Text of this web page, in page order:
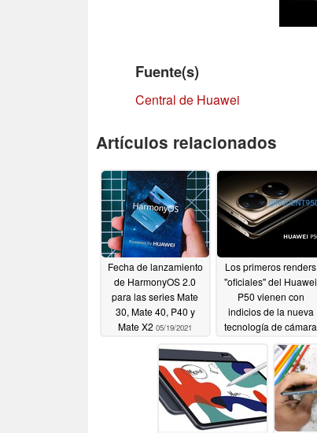
Fuente(s)
Central de Huawei
Artículos relacionados
Fecha de lanzamiento
de HarmonyOS 2.0
para las series Mate
30, Mate 40, P40 y
Mate X2 05/19/2021
Los primeros renders
"oficiales" del Huawei
P50 vienen con
indicios de la nueva
tecnología de cámara
05/14/2021